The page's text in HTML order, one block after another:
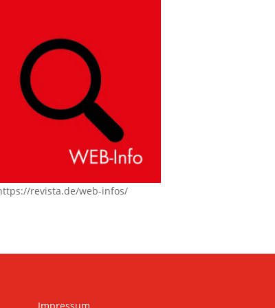
revista.de/web-infos/